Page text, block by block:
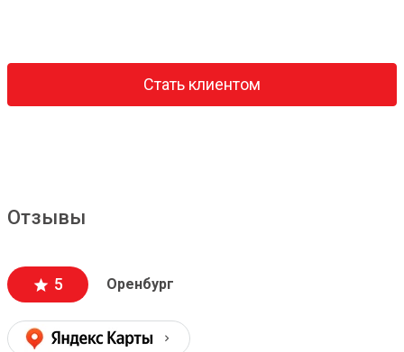
Стать клиентом
Отзывы
5 Оренбург